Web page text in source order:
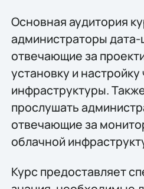
Основная аудитория
администраторы дата-
отвечающие за
установку и
инфраструктуры.
прослушать
отвечающие за
облачной
Курс предоставляет